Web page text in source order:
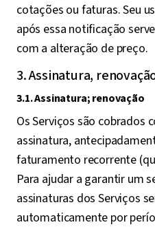
cotações ou faturas. Seu
após essa notificação
com a alteração de preço.
3. Assinatura,
3.1. Assinatura; renovação
Os Serviços são cobrados
assinatura,
faturamento recorrente
Para ajudar a garantir um
assinaturas dos Serviços
automaticamente por